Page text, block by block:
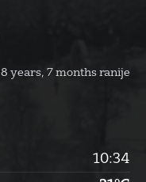
8 years, 7 months ranije
10:34